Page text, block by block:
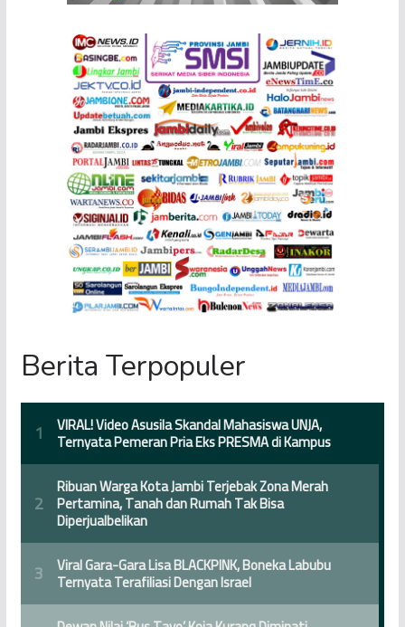
Berita Terpopuler